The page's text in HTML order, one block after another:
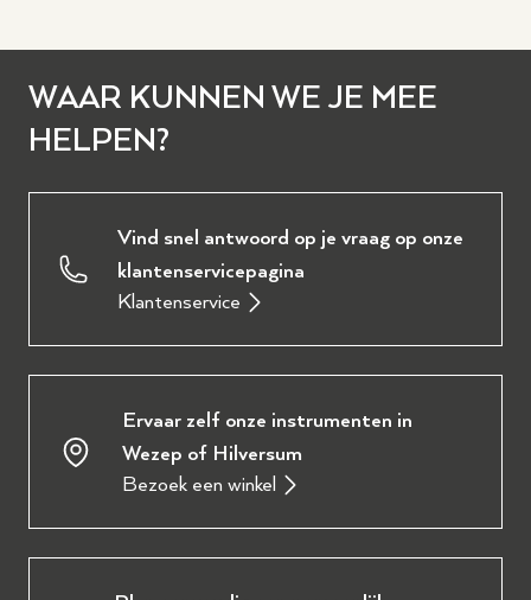
WAAR KUNNEN WE JE MEE
HELPEN?
Vind snel antwoord op je vraag op onze
klantenservicepagina
Klantenservice
Ervaar zelf onze instrumenten in
Wezep of Hilversum
Bezoek een winkel